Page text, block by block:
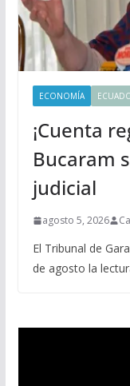
ECONOMÍA
¡Cuenta
Bucaram
judicial
agosto 5, 2026
El Tribunal de
de agosto la